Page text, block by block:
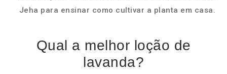
Jeha para ensinar como cultivar a planta em casa.
Qual a melhor loção de
lavanda?